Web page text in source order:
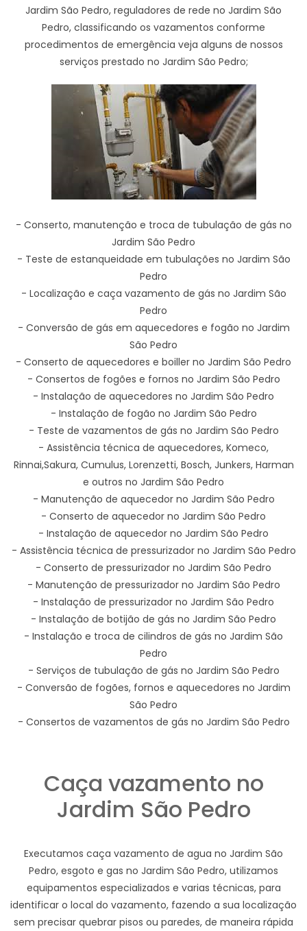
Jardim São Pedro, reguladores de rede no Jardim São
Pedro, classificando os vazamentos conforme
procedimentos de emergência veja alguns de nossos
serviços prestado no Jardim São Pedro;
- Conserto, manutenção e troca de tubulação de gás no
Jardim São Pedro
- Teste de estanqueidade em tubulações no Jardim São
Pedro
- Localização e caça vazamento de gás no Jardim São
Pedro
- Conversão de gás em aquecedores e fogão no Jardim
São Pedro
- Conserto de aquecedores e boiller no Jardim São Pedro
- Consertos de fogões e fornos no Jardim São Pedro
- Instalação de aquecedores no Jardim São Pedro
- Instalação de fogão no Jardim São Pedro
- Teste de vazamentos de gás no Jardim São Pedro
- Assistência técnica de aquecedores, Komeco,
Rinnai,Sakura, Cumulus, Lorenzetti, Bosch, Junkers, Harman
e outros no Jardim São Pedro
- Manutenção de aquecedor no Jardim São Pedro
- Conserto de aquecedor no Jardim São Pedro
- Instalação de aquecedor no Jardim São Pedro
- Assistência técnica de pressurizador no Jardim São Pedro
- Conserto de pressurizador no Jardim São Pedro
- Manutenção de pressurizador no Jardim São Pedro
- Instalação de pressurizador no Jardim São Pedro
- Instalação de botijão de gás no Jardim São Pedro
- Instalação e troca de cilindros de gás no Jardim São
Pedro
- Serviços de tubulação de gás no Jardim São Pedro
- Conversão de fogões, fornos e aquecedores no Jardim
São Pedro
- Consertos de vazamentos de gás no Jardim São Pedro
Caça vazamento no
Jardim São Pedro
Executamos caça vazamento de agua no Jardim São
Pedro, esgoto e gas no Jardim São Pedro, utilizamos
equipamentos especializados e varias técnicas, para
identificar o local do vazamento, fazendo a sua localização
sem precisar quebrar pisos ou paredes, de maneira rápida